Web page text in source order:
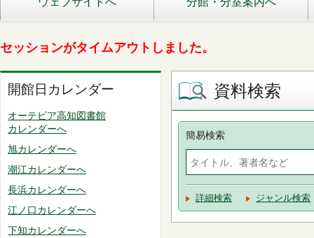
セッションがタイムアウトしました。
開館日カレンダー
オーテピア高知図書館
カレンダーへ
旭カレンダーへ
潮江カレンダーへ
長浜カレンダーへ
江ノ口カレンダーへ
下知カレンダーへ
資料検索
簡易検索
詳細検索 ジャンル検索